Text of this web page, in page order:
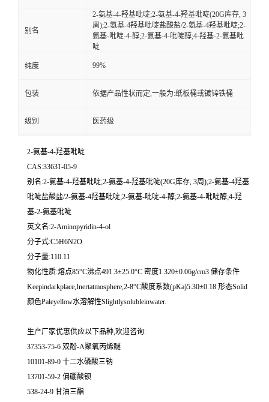
别名
2-氨基-4-羟基吡啶;2-氨基-4-羟基吡啶(20G库存, 3
周);2-氨基-4羟基吡啶盐酸盐/2-氨基-4羟基吡啶;2-
氨基-吡啶-4-醇;2-氨基-4-吡啶醇;4-羟基-2-氨基吡
啶
纯度 99%
包装 依据产品性状而定,一般为:纸板桶或镀锌铁桶
级别 医药级
2-氨基-4-羟基吡啶
CAS:33631-05-9
别名:2-氨基-4-羟基吡啶;2-氨基-4-羟基吡啶(20G库存, 3周);2-氨基-4羟基
吡啶盐酸盐/2-氨基-4羟基吡啶;2-氨基-吡啶-4-醇;2-氨基-4-吡啶醇;4-羟
基-2-氨基吡啶
英文名:2-Aminopyridin-4-ol
分子式:C5H6N2O
分子量:110.11
物化性质:熔点85°C沸点491.3±25.0°C 密度1.320±0.06g/cm3 储存条件
Keepindarkplace,Inertatmosphere,2-8°C酸度系数(pKa)5.30±0.18 形态Solid
颜色Paleyellow水溶解性Slightlysolubleinwater.
生产厂家优惠供应以下品种,欢迎咨询:
37353-75-6 双酚-A聚氧丙烯醚
10101-89-0 十二水磷酸三钠
13701-59-2 偏硼酸钡
538-24-9 甘油三酯